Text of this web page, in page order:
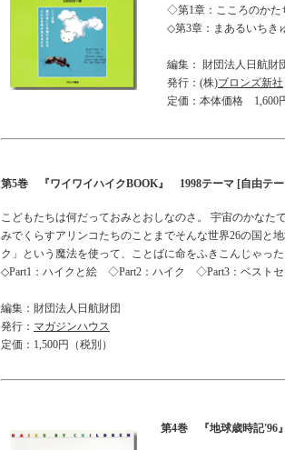
◇第1章：こころの
◇第3章：まあるいち
編集： 財団法人日航財
発行：(株)ブロンズ新社
定価：本体価格
第5巻 『ワイワイハイクBOOK』 1998テーマ [自由
こどもたちは何だっておみとおしなのさ。 宇宙のかなた
みでくらすアリンコたちのことまでそんな世界26の国と
ク」という魔法を使って、ことばに命をふきこんじゃっ
◇Part1：ハイクと絵 ◇Part2：ハイク ◇Part3：ベストセ
編集：財団法人日航財団
発行： マガジンハウス
定価：1,500円（税別）
第4巻 『地球歳時記'96